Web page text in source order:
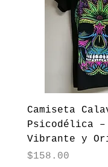
Camiseta
Psicodélica –
Vibrante y
Precio
$158.00